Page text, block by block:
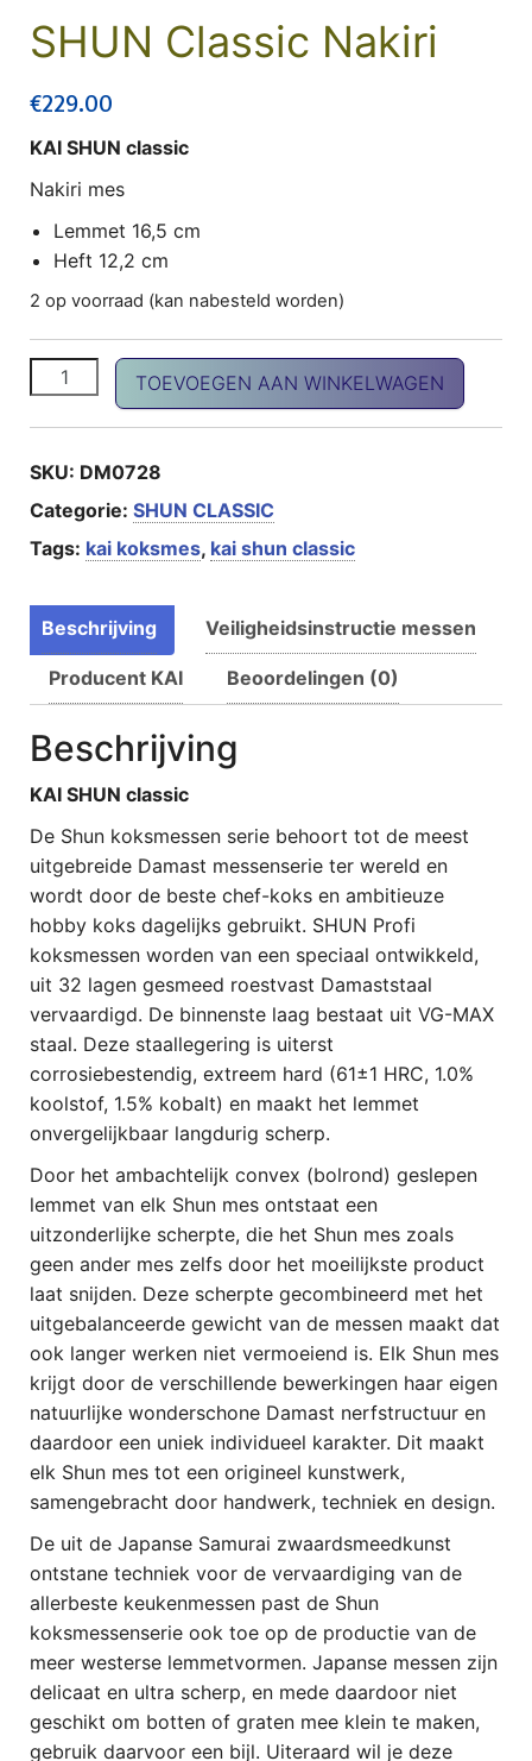
SHUN Classic Nakiri
€229.00
KAI SHUN classic
Nakiri mes
Lemmet 16,5 cm
Heft 12,2 cm
2 op voorraad (kan nabesteld worden)
SHUN Classic Nakiri aantal
TOEVOEGEN AAN WINKELWAGEN
SKU: DM0728
Categorie: SHUN CLASSIC
Tags: kai koksmes, kai shun classic
Beschrijving Veiligheidsinstructie messen
Producent KAI Beoordelingen (0)
Beschrijving
KAI SHUN classic
De Shun koksmessen serie behoort tot de meest
uitgebreide Damast messenserie ter wereld en
wordt door de beste chef-koks en ambitieuze
hobby koks dagelijks gebruikt. SHUN Profi
koksmessen worden van een speciaal ontwikkeld,
uit 32 lagen gesmeed roestvast Damaststaal
vervaardigd. De binnenste laag bestaat uit VG-MAX
staal. Deze staallegering is uiterst
corrosiebestendig, extreem hard (61±1 HRC, 1.0%
koolstof, 1.5% kobalt) en maakt het lemmet
onvergelijkbaar langdurig scherp.
Door het ambachtelijk convex (bolrond) geslepen
lemmet van elk Shun mes ontstaat een
uitzonderlijke scherpte, die het Shun mes zoals
geen ander mes zelfs door het moeilijkste product
laat snijden. Deze scherpte gecombineerd met het
uitgebalanceerde gewicht van de messen maakt dat
ook langer werken niet vermoeiend is. Elk Shun mes
krijgt door de verschillende bewerkingen haar eigen
natuurlijke wonderschone Damast nerfstructuur en
daardoor een uniek individueel karakter. Dit maakt
elk Shun mes tot een origineel kunstwerk,
samengebracht door handwerk, techniek en design.
De uit de Japanse Samurai zwaardsmeedkunst
ontstane techniek voor de vervaardiging van de
allerbeste keukenmessen past de Shun
koksmessenserie ook toe op de productie van de
meer westerse lemmetvormen. Japanse messen zijn
delicaat en ultra scherp, en mede daardoor niet
geschikt om botten of graten mee klein te maken,
gebruik daarvoor een bijl. Uiteraard wil je deze